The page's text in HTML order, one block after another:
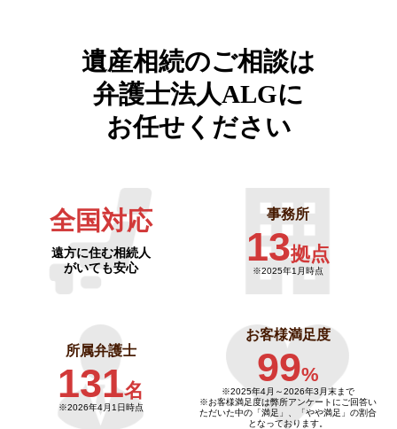
遺産相続のご相談は
弁護士法人ALGに
お任せください
全国対応
遠方に住む相続人
がいても安心
事務所
13拠点
※2025年1月時点
所属弁護士
131名
※2026年4月1日時点
お客様満足度
99%
※2025年4月～2026年3月末まで
※お客様満足度は弊所アンケートにご回答い
ただいた中の「満足」、「やや満足」の割合
となっております。